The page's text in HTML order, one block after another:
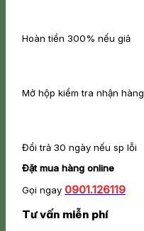
Hoàn tiền 300% nếu giả
Mở hộp kiểm tra nhận hàng
Đổi trả 30 ngày nếu sp lỗi
Đặt mua hàng online
Gọi ngay 0901.126119
Tư vấn miễn phí